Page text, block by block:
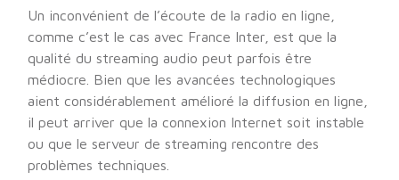
Un inconvénient de l’écoute de la radio en ligne,
comme c’est le cas avec France Inter, est que la
qualité du streaming audio peut parfois être
médiocre. Bien que les avancées technologiques
aient considérablement amélioré la diffusion en ligne,
il peut arriver que la connexion Internet soit instable
ou que le serveur de streaming rencontre des
problèmes techniques.